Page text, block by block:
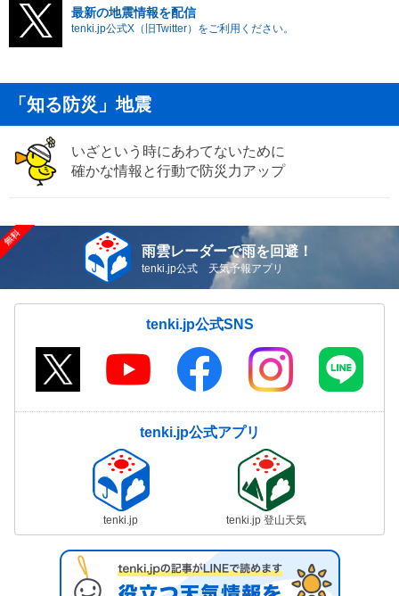
最新の地震情報を配信
tenki.jp公式X（旧Twitter）をご利用ください。
「知る防災」地震
いざという時にあわてないために
確かな情報と行動で防災力アップ
雨雲レーダーで雨を回避！
tenki.jp公式 天気予報アプリ
tenki.jp公式SNS
tenki.jp公式アプリ
tenki.jp tenki.jp 登山天気